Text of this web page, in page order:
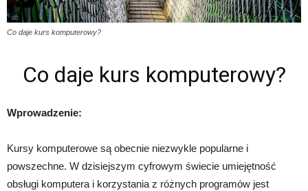
Co daje kurs komputerowy?
Co daje kurs komputerowy?
Wprowadzenie:
Kursy komputerowe są obecnie niezwykle popularne i
powszechne. W dzisiejszym cyfrowym świecie umiejętność
obsługi komputera i korzystania z różnych programów jest